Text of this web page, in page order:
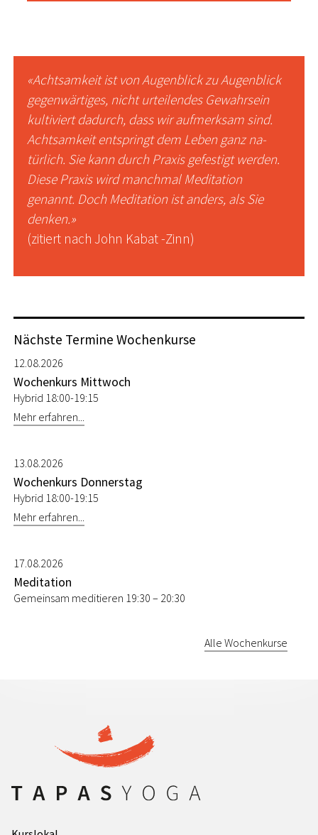
«Achtsamkeit ist von Augenblick zu Augenblick
gegenwärtiges, nicht urteilendes Gewahrsein
kultiviert dadurch, dass wir aufmerksam sind.
Achtsamkeit entspringt dem Leben ganz na-
türlich. Sie kann durch Praxis gefestigt werden.
Diese Praxis wird manchmal Meditation
genannt. Doch Meditation ist anders, als Sie
denken.»
(zitiert nach John Kabat -Zinn)
Nächste Termine Wochenkurse
12.08.2026
Wochenkurs Mittwoch
Hybrid 18:00-19:15
Mehr erfahren...
13.08.2026
Wochenkurs Donnerstag
Hybrid 18:00-19:15
Mehr erfahren...
17.08.2026
Meditation
Gemeinsam meditieren 19:30 – 20:30
Alle Wochenkurse